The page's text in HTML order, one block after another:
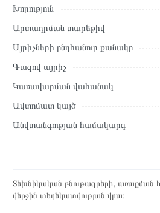
վերադարձը կատարվում է 14 օրվա
Խորություն
Արտադրման տարեթիվ
Այրիչների ընդհանուր քանակը
Գազով այրիչ
Կառավարման վահանակ
Ավտոմատ կայծ
Անվտանգության համակարգ
Տեխնիկական բնութագրերի, առաքման
վերջին տեղեկատվության վրա։